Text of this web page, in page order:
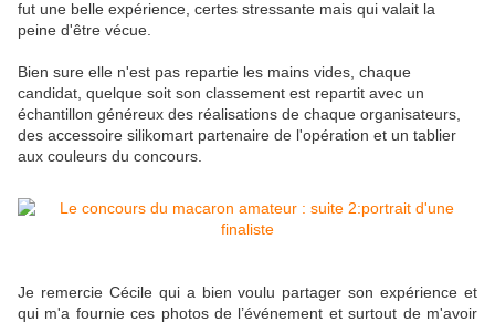
fut une belle expérience, certes stressante mais qui valait la
peine d'être vécue.
Bien sure elle n'est pas repartie les mains vides, chaque
candidat, quelque soit son classement est repartit avec un
échantillon généreux des réalisations de chaque organisateurs,
des accessoire silikomart partenaire de l'opération et un tablier
aux couleurs du concours.
Je remercie Cécile qui a bien voulu partager son expérience et
qui m'a fournie ces photos de l’événement et surtout de m'avoir